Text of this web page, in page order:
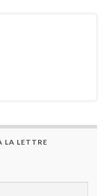
LA LETTRE